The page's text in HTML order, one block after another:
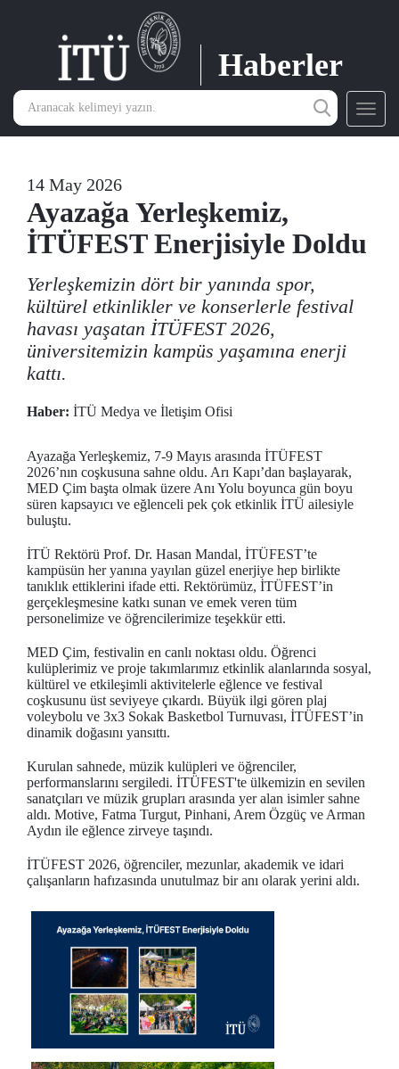
Haberler
14 May 2026
Ayazağa Yerleşkemiz,
İTÜFEST Enerjisiyle Doldu
Yerleşkemizin dört bir yanında spor,
kültürel etkinlikler ve konserlerle festival
havası yaşatan İTÜFEST 2026,
üniversitemizin kampüs yaşamına enerji
kattı.
Haber: İTÜ Medya ve İletişim Ofisi
Ayazağa Yerleşkemiz, 7-9 Mayıs arasında İTÜFEST
2026’nın coşkusuna sahne oldu. Arı Kapı’dan başlayarak,
MED Çim başta olmak üzere Anı Yolu boyunca gün boyu
süren kapsayıcı ve eğlenceli pek çok etkinlik İTÜ ailesiyle
buluştu.
İTÜ Rektörü Prof. Dr. Hasan Mandal, İTÜFEST’te
kampüsün her yanına yayılan güzel enerjiye hep birlikte
tanıklık ettiklerini ifade etti. Rektörümüz, İTÜFEST’in
gerçekleşmesine katkı sunan ve emek veren tüm
personelimize ve öğrencilerimize teşekkür etti.
MED Çim, festivalin en canlı noktası oldu. Öğrenci
kulüplerimiz ve proje takımlarımız etkinlik alanlarında sosyal,
kültürel ve etkileşimli aktivitelerle eğlence ve festival
coşkusunu üst seviyeye çıkardı. Büyük ilgi gören plaj
voleybolu ve 3x3 Sokak Basketbol Turnuvası, İTÜFEST’in
dinamik doğasını yansıttı.
Kurulan sahnede, müzik kulüpleri ve öğrenciler,
performanslarını sergiledi. İTÜFEST'te ülkemizin en sevilen
sanatçıları ve müzik grupları arasında yer alan isimler sahne
aldı. Motive, Fatma Turgut, Pinhani, Arem Özgüç ve Arman
Aydın ile eğlence zirveye taşındı.
İTÜFEST 2026, öğrenciler, mezunlar, akademik ve idari
çalışanların hafızasında unutulmaz bir anı olarak yerini aldı.